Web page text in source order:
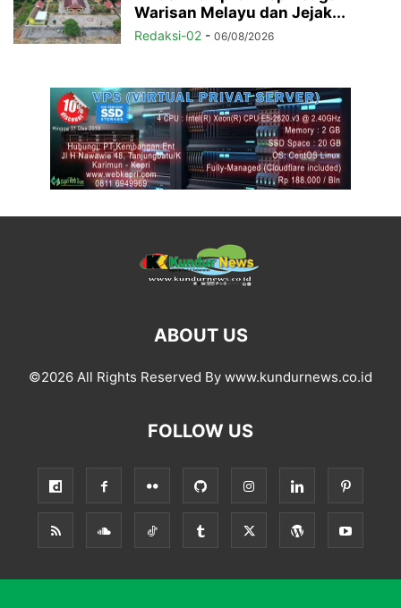
Warisan Melayu dan Jejak...
Redaksi-02 - 06/08/2026
ABOUT US
©2026 All Rights Reserved By www.kundurnews.co.id
FOLLOW US